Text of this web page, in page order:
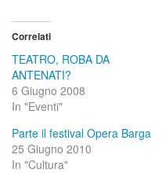
Correlati
TEATRO, ROBA DA
ANTENATI?
6 Giugno 2008
In "Eventi"
Parte il festival Opera Barga
25 Giugno 2010
In "Cultura"